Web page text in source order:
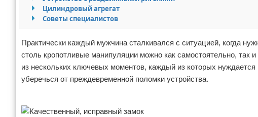
Дизайн квартиры
Посуда
Ремонт
Ремонт дачи
Ремонт квартиры
Инструменты
Ванная
Коммунальные услуги
Размещение рекламы
Для правообладателей
Условия предоставления информации
Цилиндровый агрегат
Советы специалистов
Практически каждый мужчина сталкивался с ситуацией, когда
столь кропотливые манипуляции можно как самостоятельно,
из нескольких ключевых моментов, каждый из которых
уберечься от преждевременной поломки устройства.